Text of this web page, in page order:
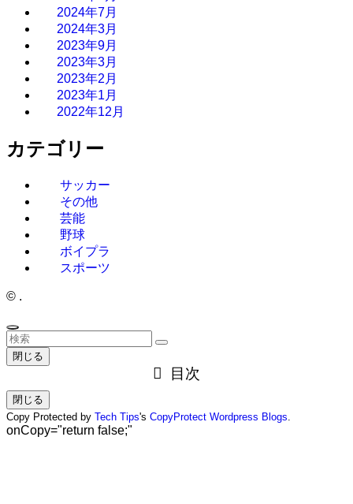
2024年7月
2024年3月
2023年9月
2023年3月
2023年2月
2023年1月
2022年12月
カテゴリー
サッカー
その他
芸能
野球
ボイプラ
スポーツ
© .
閉じる
目次
閉じる
Copy Protected by Tech Tips's CopyProtect Wordpress Blogs
onCopy="return false;"